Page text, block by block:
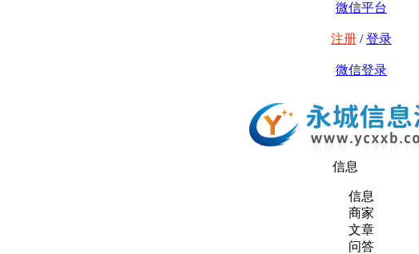
微信平台
注册 /登录
微信登录
信息
信息
商家
文章
问答